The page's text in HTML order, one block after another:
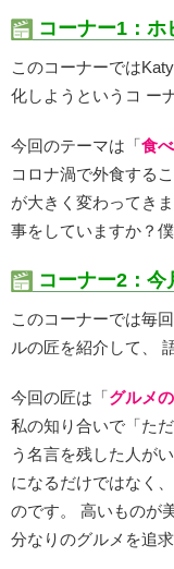
コーナー1：ホ
このコーナーでは
化しようというコ ー
今回のテーマは「食
コロナ渦で外食する
が大きく変わってき
事をしていますか？
コーナー2：今
このコーナーでは毎
ルの匠を紹介して、
今回の匠は「グルメ
私の知り合いで「た
う名言を残した人が
になるだけではなく
のです。 高いものが
分なりのグルメを追